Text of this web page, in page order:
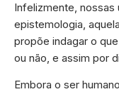
Infelizmente, nossas
epistemologia,
propõe indagar o
ou não, e assim por
Embora o ser